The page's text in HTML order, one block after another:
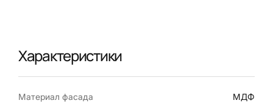
Характеристики
Материал фасада МДФ